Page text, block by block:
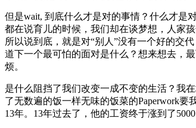
但是wait, 到底什么才是对的事情？什么才是
都在说育儿的时候，我们却在谈梦想，人家
所以说到底，就是对“别人”没有一个好的交
道下一个最可怕的面对是什么？想来想去，
烦。
是什么阻挡了我们改变一成不变的生活？我
了无数遍的饭一样无味的饭菜的Paperwork
13年。13年过去了，他的工资终于涨到了